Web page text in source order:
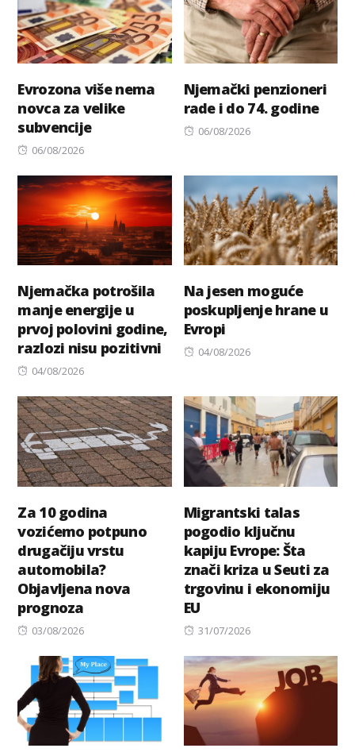
Evrozona više nema
novca za velike
subvencije
Posted
06/08/2026
Njemački penzioneri
rade i do 74. godine
Posted
06/08/2026
Njemačka potrošila
manje energije u
prvoj polovini godine,
razlozi nisu pozitivni
Posted
04/08/2026
Na jesen moguće
poskupljenje hrane u
Evropi
Posted
04/08/2026
Za 10 godina
vozićemo potpuno
drugačiju vrstu
automobila?
Objavljena nova
prognoza
Posted
03/08/2026
Migrantski talas
pogodio ključnu
kapiju Evrope: Šta
znači kriza u Seuti za
trgovinu i ekonomiju
EU
Posted
31/07/2026